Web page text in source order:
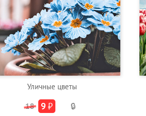
Уличные цветы
18 9₽ 🔒